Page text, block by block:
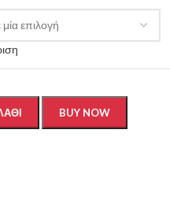
BUY NOW